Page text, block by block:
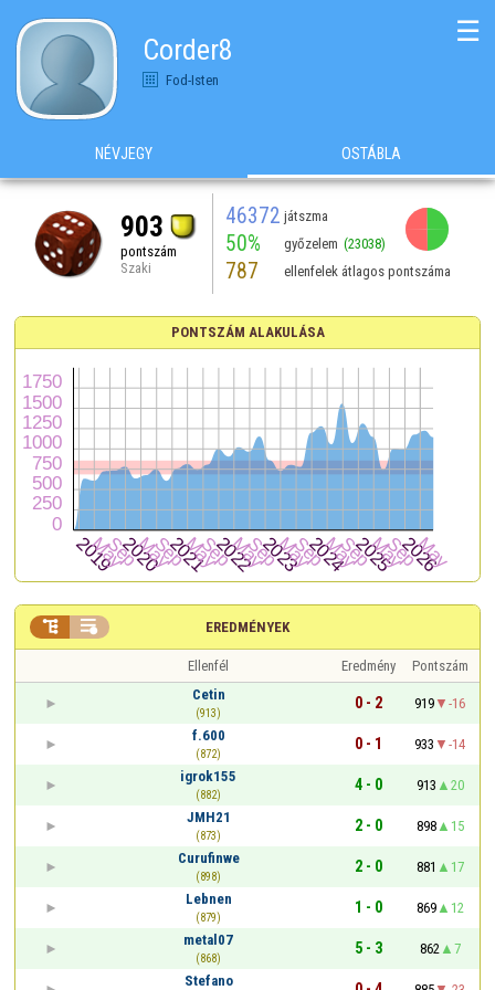
Corder8
Fod-Isten
☰
NÉVJEGY OSTÁBLA
903
pontszám
Szaki
46372 játszma
50% győzelem (23038)
787 ellenfelek átlagos pontszáma
PONTSZÁM ALAKULÁSA
EREDMÉNYEK
 
Ellenfél Eredmény
Pontszám
Cetin
(913)
0 - 2 919
-16
f.600
(872)
0 - 1 933
-14
igrok155
(882)
4 - 0 913
20
JMH21
(873)
2 - 0 898
15
Curufinwe
(898)
2 - 0 881
17
Lebnen
(879)
1 - 0 869
12
metal07
(868)
5 - 3 862
7
Stefano